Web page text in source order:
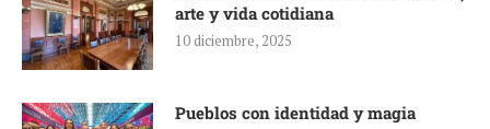
arte y vida cotidiana
10 diciembre, 2025
Pueblos con identidad y magia